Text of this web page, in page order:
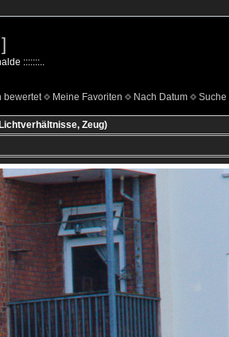
:::::::..
bewertet Meine Favoriten Nach Datum Suche
Zeug)